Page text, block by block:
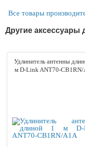
Все товары
Другие аксессуары
Удлинитель антенны
м D-Link ANT70-CB1RN/